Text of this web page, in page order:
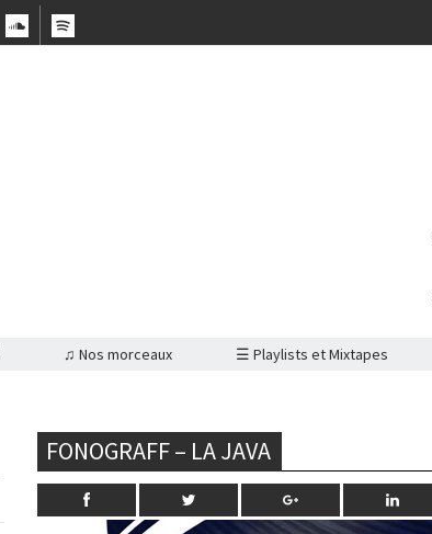
♫ Nos morceaux ☰ Playlists et Mixtapes
FONOGRAFF – LA JAVA